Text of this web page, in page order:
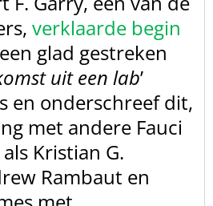
verklaarde begin
glad gestreken
uit een lab’
en onderschreef dit,
met andere Fauci
Kristian G.
Rambaut en